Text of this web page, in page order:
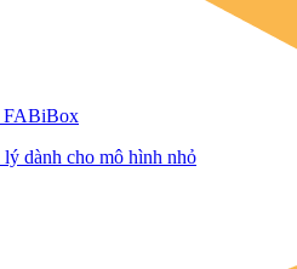
FABiBox
lý dành cho mô hình nhỏ